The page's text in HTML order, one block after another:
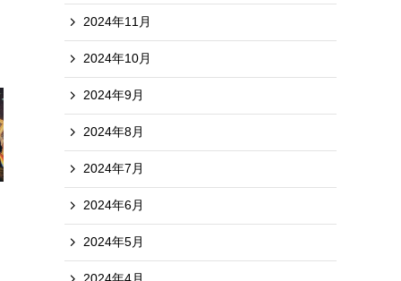
2024年11月
2024年10月
2024年9月
2024年8月
2024年7月
2024年6月
2024年5月